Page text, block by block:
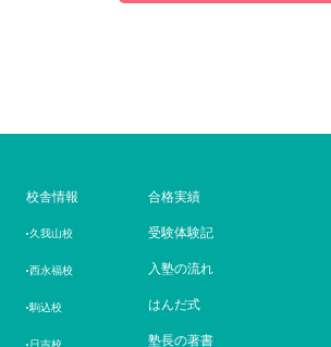
校舎情報
久我山校
西永福校
駒込校
日吉校
合格実績
受験体験記
入塾の流れ
はんだ式
塾長の著書